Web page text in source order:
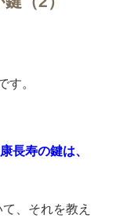
す。
康長寿の鍵は、
、それを教え